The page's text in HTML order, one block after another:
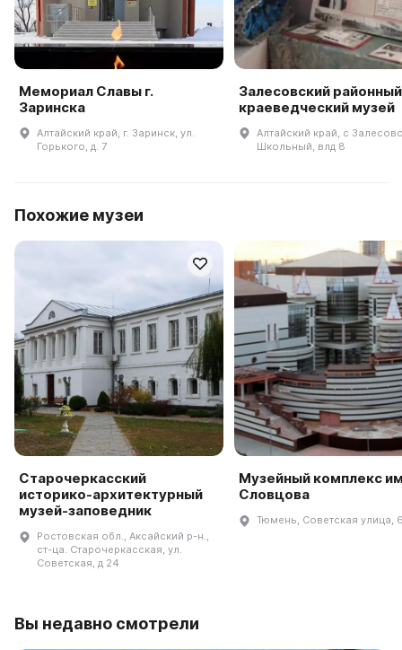
Мемориал Славы г.
Заринска
Алтайский край, г. Заринск, ул.
Горького, д. 7
Залесовский районный
краеведческий музей
Алтайский край, с
Школьный, влд 8
Похожие музеи
Старочеркасский
историко-архитектурный
музей-заповедник
Ростовская обл., Аксайский р-н.,
ст-ца. Старочеркасская, ул.
Советская, д 24
Музейный комплекс
Словцова
Тюмень, Советская улица,
Вы недавно смотрели